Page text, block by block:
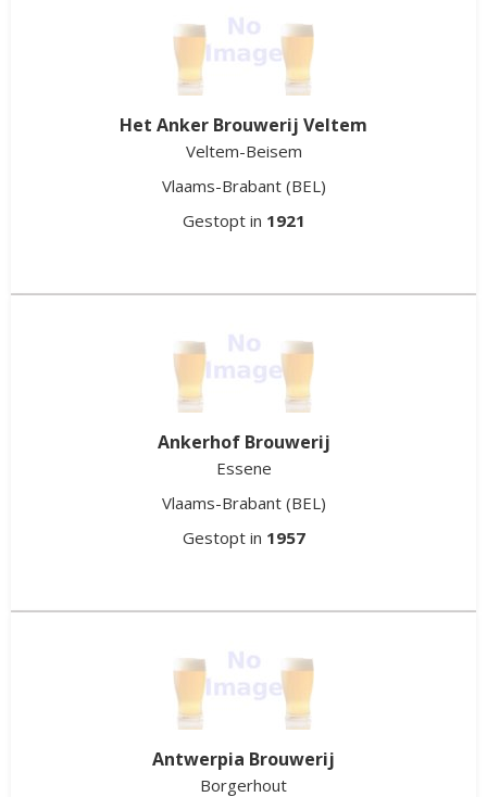
Het Anker Brouwerij Veltem
Veltem-Beisem
Vlaams-Brabant (BEL)
Gestopt in 1921
Ankerhof Brouwerij
Essene
Vlaams-Brabant (BEL)
Gestopt in 1957
Antwerpia Brouwerij
Borgerhout